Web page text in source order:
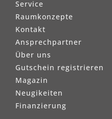
Service
Raumkonzepte
Kontakt
Ansprechpartner
Über uns
Gutschein registrieren
Magazin
Neugikeiten
Finanzierung